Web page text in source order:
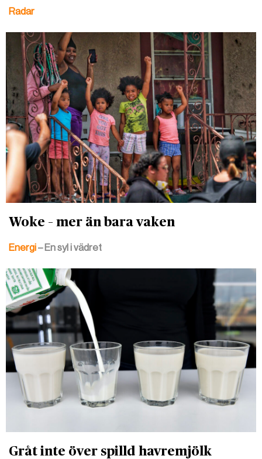
Radar
Woke – mer än bara vaken
Energi– En syl i vädret
Gråt inte över spilld havremjölk